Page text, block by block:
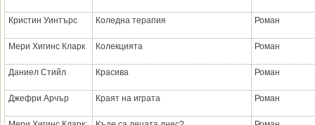
Кристин Уинтърс Коледна терапия Роман
Мери Хигинс Кларк Колекцията Роман
Даниел Стийл Красива Роман
Джефри Арчър Краят на играта Роман